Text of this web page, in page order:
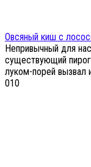
Овсяный киш с
Непривычный для
существующий
луком-порей вызвал
010